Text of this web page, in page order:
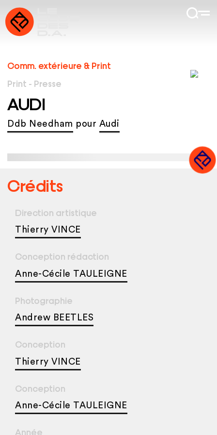
Comm. extérieure & Print
Print - Presse
AUDI
Ddb Needham pour Audi
Crédits
Direction artistique
Thierry VINCE
Conception rédaction
Anne-Cécile TAULEIGNE
Photographie
Andrew BEETLES
Conception
Thierry VINCE
Conception
Anne-Cécile TAULEIGNE
Année